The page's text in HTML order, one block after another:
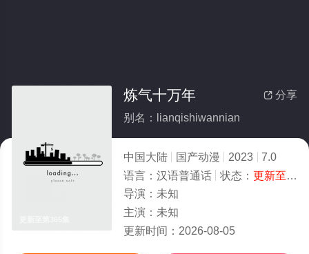
 分享
炼气十万年
别名：lianqishiwannian
中国大陆 国产动漫 2023
7.0
语言： 汉语普通话 状态： 更新至第365集
导演： 未知
主演： 未知
更新时间： 2026-08-05